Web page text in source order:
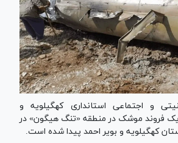
و اجتماعی استانداری کهگیلویه و
فروند موشک در منطقه «تنگ هیگون» در
کهگیلویه و بویر احمد پیدا شده است.